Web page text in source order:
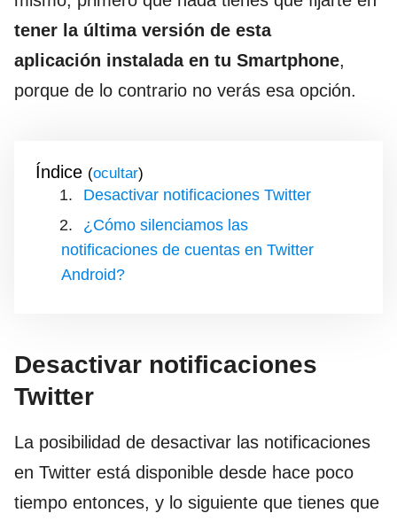
tener la última versión de esta
aplicación instalada en tu Smartphone,
porque de lo contrario no verás esa opción.
Índice ( )
Desactivar notificaciones Twitter
¿Cómo silenciamos las
notificaciones de cuentas en Twitter
Android?
Desactivar notificaciones
Twitter
La posibilidad de desactivar las notificaciones
en Twitter está disponible desde hace poco
tiempo entonces, y lo siguiente que tienes que